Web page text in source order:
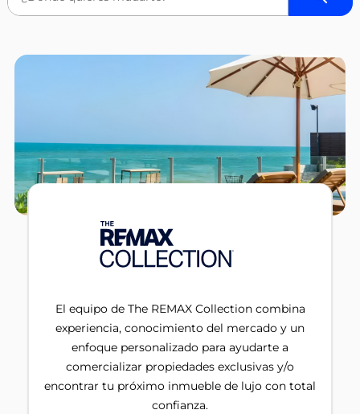
El equipo de The REMAX Collection combina
experiencia, conocimiento del mercado y un
enfoque personalizado para ayudarte a
comercializar propiedades exclusivas y/o
encontrar tu próximo inmueble de lujo con total
confianza.